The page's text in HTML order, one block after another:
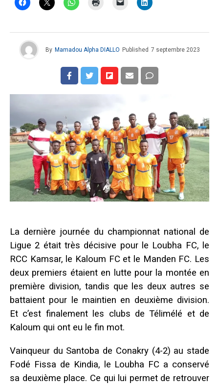
By Mamadou Alpha DIALLO Published 7 septembre 2023
La dernière journée du championnat national de
Ligue 2 était très décisive pour le Loubha FC, le
RCC Kamsar, le Kaloum FC et le Manden FC. Les
deux premiers étaient en lutte pour la montée en
première division, tandis que les deux autres se
battaient pour le maintien en deuxième division.
Et c’est finalement les clubs de Télimélé et de
Kaloum qui ont eu le fin mot.
Vainqueur du Santoba de Conakry (4-2) au stade
Fodé Fissa de Kindia, le Loubha FC a conservé
sa deuxième place. Ce qui lui permet de retrouver